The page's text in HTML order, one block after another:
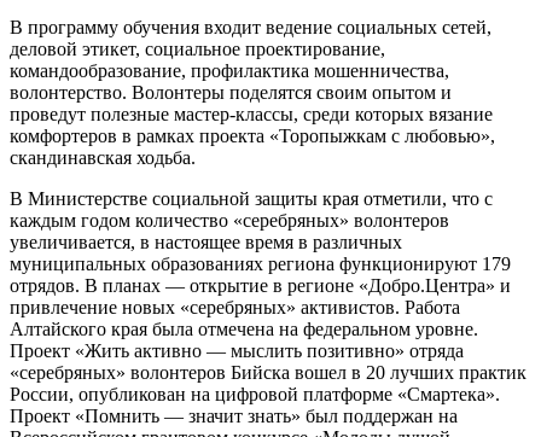
В программу обучения входит ведение социальных сетей,
деловой этикет, социальное проектирование,
командообразование, профилактика мошенничества,
волонтерство. Волонтеры поделятся своим опытом и
проведут полезные мастер-классы, среди которых вязание
комфортеров в рамках проекта «Торопыжкам с любовью»,
скандинавская ходьба.
В Министерстве социальной защиты края отметили, что с
каждым годом количество «серебряных» волонтеров
увеличивается, в настоящее время в различных
муниципальных образованиях региона функционируют 179
отрядов. В планах — открытие в регионе «Добро.Центра» и
привлечение новых «серебряных» активистов. Работа
Алтайского края была отмечена на федеральном уровне.
Проект «Жить активно — мыслить позитивно» отряда
«серебряных» волонтеров Бийска вошел в 20 лучших практик
России, опубликован на цифровой платформе «Смартека».
Проект «Помнить — значит знать» был поддержан на